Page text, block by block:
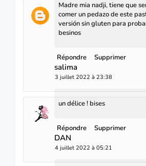
Madre mia nadji, tiene que
comer un pedazo de este
versión sin gluten para
besinos
Répondre Supprimer
salima
3 juillet 2022 à 23:38
un délice ! bises
Répondre Supprimer
DAN
4 juillet 2022 à 05:21